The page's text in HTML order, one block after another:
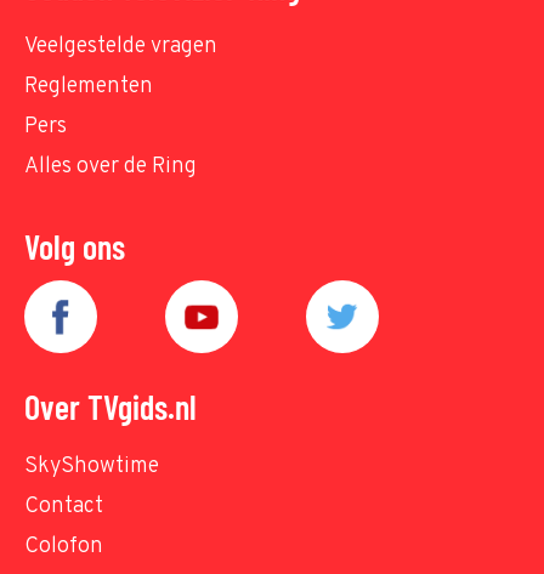
Veelgestelde vragen
Reglementen
Pers
Alles over de Ring
Volg ons
Over TVgids.nl
SkyShowtime
Contact
Colofon